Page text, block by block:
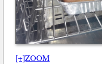
[+]ZOOM